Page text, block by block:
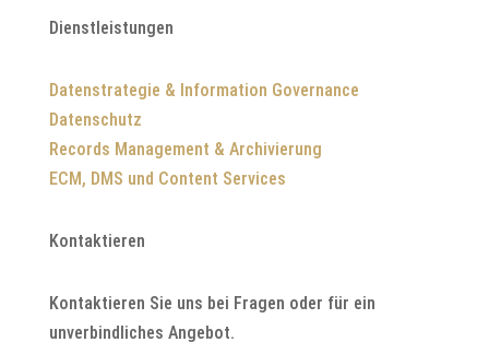
Dienstleistungen
Datenstrategie & Information Governance
Datenschutz
Records Management & Archivierung
ECM, DMS und Content Services
Kontaktieren
Kontaktieren Sie uns bei Fragen oder für ein
unverbindliches Angebot.